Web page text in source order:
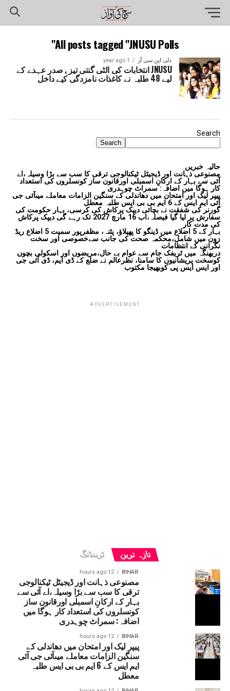
All posts tagged "JNUSU Polls"
دلی این سی آر 1 year ago
JNUSU انتخابات کی الٹی گنتی تیز , صدر عہدے کے
لیے 48 طلبہ نے کاغذات نامزدگی کیے داخل
Search
Search
حالیہ خبریں
مصنوعی ذہانت اور ڈیجیٹل ٹیکنالوجی ترقی کا سب سے بڑا وسیلہ،اے
آئی سے بہار کے ارکانِ اسمبلی اورقانون ساز کونسلروں کی استعداد
کار ہوگا میں اضافہ: سمراٹ چوہدری
پیپر لیک اور امتحان میں دھاندلی کے سنگین الزامات معاملے میںآئی جی
آئی ایم ایس کے 6 ایم بی بی ایس طلبہ معطل
گورنر کی شفقت نے بچائی دیپک پرکاش کی کرسی، بہار حکومت کی
سفارش پر لیا گیا فیصلہ،اب 16 مارچ 2027 تک رہے گی دیپک پرکاش
کی مدت کار
بہار کے 5 اضلاع میں ڈینگو کا پھیلاؤ، پٹنہ، مظفرپور سمیت 5 اضلاع ریڈ
زون میں شامل،محکمہ صحت کی جانب سےخصوصی اور سخت
نگرانی کے انتظامات
دربھنگہ میں ٹریفک جام سے عوام بے حال،مریضوں اور اسکولی بچوں
کوسخت پریشانیوں کا سامنا، نظرعالم نے ضلع کے ڈی ایم، ڈی آئی جی
اور ایس ایس پی کوبھیجا مکتوب
ADVERTISEMENT
تازہ ترین ٹرینڈنگ
BIHAR
12 hours ago
مصنوعی ذہانت اور ڈیجیٹل ٹیکنالوجی
ترقی کا سب سے بڑا وسیلہ،اے آئی سے
بہار کے ارکانِ اسمبلی اورقانون ساز
کونسلروں کی استعداد کار ہوگا میں
اضافہ: سمراٹ چوہدری
BIHAR
12 hours ago
پیپر لیک اور امتحان میں دھاندلی کے
سنگین الزامات معاملے میںآئی جی آئی
ایم ایس کے 6 ایم بی بی ایس طلبہ
معطل